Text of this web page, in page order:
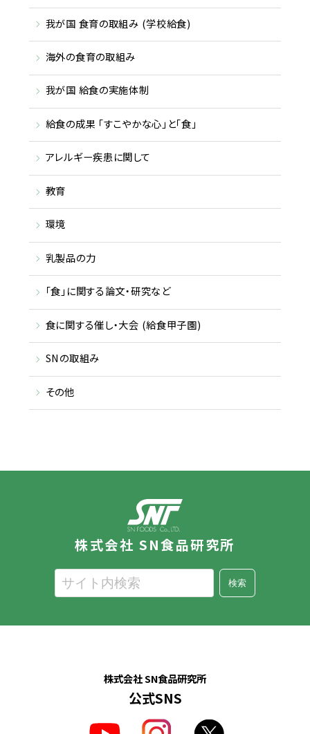
我が国 食育の取組み (学校給食)
海外の食育の取組み
我が国 給食の実施体制
給食の成果 「すこやかな心」と「食」
アレルギー疾患に関して
教育
環境
乳製品の力
「食」に関する論文・研究など
食に関する催し・大会 (給食甲子園)
SNの取組み
その他
株式会社 SN食品研究所
検索
株式会社 SN食品研究所
公式SNS